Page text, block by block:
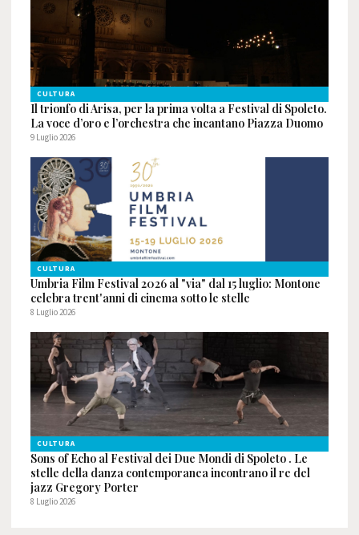
CULTURA
Il trionfo di Arisa, per la prima volta a Festival di Spoleto.
La voce d’oro e l’orchestra che incantano Piazza Duomo
9 Luglio 2026
CULTURA
Umbria Film Festival 2026 al "via" dal 15 luglio: Montone
celebra trent'anni di cinema sotto le stelle
8 Luglio 2026
CULTURA
Sons of Echo al Festival dei Due Mondi di Spoleto . Le
stelle della danza contemporanea incontrano il re del
jazz Gregory Porter
8 Luglio 2026